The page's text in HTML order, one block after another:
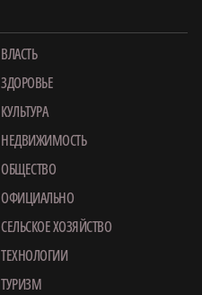
ВЛАСТЬ
ЗДОРОВЬЕ
КУЛЬТУРА
НЕДВИЖИМОСТЬ
ОБЩЕСТВО
ОФИЦИАЛЬНО
СЕЛЬСКОЕ ХОЗЯЙСТВО
ТЕХНОЛОГИИ
ТУРИЗМ